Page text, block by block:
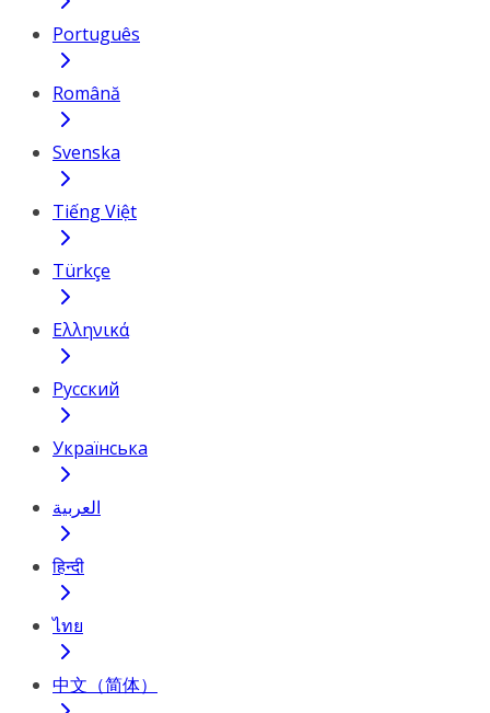
Português
Română
Svenska
Tiếng Việt
Türkçe
Ελληνικά
Русский
Українська
العربية
हिन्दी
ไทย
中文（简体）